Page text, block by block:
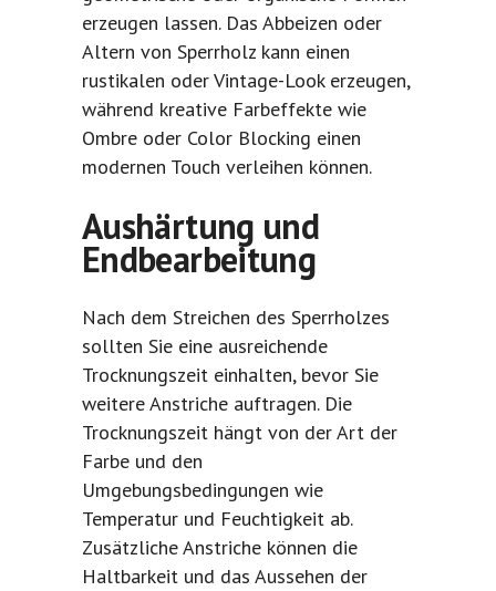
erzeugen lassen. Das Abbeizen oder
Altern von Sperrholz kann einen
rustikalen oder Vintage-Look erzeugen,
während kreative Farbeffekte wie
Ombre oder Color Blocking einen
modernen Touch verleihen können.
Aushärtung und
Endbearbeitung
Nach dem Streichen des Sperrholzes
sollten Sie eine ausreichende
Trocknungszeit einhalten, bevor Sie
weitere Anstriche auftragen. Die
Trocknungszeit hängt von der Art der
Farbe und den
Umgebungsbedingungen wie
Temperatur und Feuchtigkeit ab.
Zusätzliche Anstriche können die
Haltbarkeit und das Aussehen der